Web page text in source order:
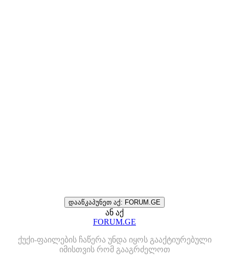
დააწკაპუნეთ აქ: FORUM.GE
ან აქ
FORUM.GE
ქუქი-ფაილების ჩაწერა უნდა იყოს გააქტიურებული
იმისთვის რომ გააგრძელოთ